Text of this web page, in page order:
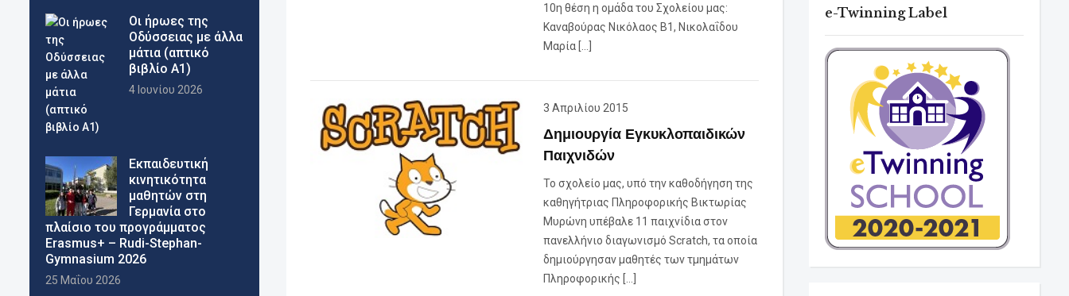
Οι ήρωες της
Οδύσσειας με άλλα
μάτια (απτικό
βιβλίο Α1)
4 Ιουνίου 2026
Εκπαιδευτική
κινητικότητα
μαθητών στη
Γερμανία στο
πλαίσιο του προγράμματος
Erasmus+ – Rudi-Stephan-
Gymnasium 2026
25 Μαΐου 2026
10η θέση η ομάδα του Σχολείου μας:
Καναβούρας Νικόλαος Β1, Νικολαΐδου
Μαρία […]
3 Απριλίου 2015
Δημιουργία Εγκυκλοπαιδικών
Παιχνιδών
Το σχολείο μας, υπό την καθοδήγηση της
καθηγήτριας Πληροφορικής Βικτωρίας
Μυρώνη υπέβαλε 11 παιχνίδια στον
πανελλήνιο διαγωνισμό Scratch, τα οποία
δημιούργησαν μαθητές των τμημάτων
Πληροφορικής […]
e-Twinning Label